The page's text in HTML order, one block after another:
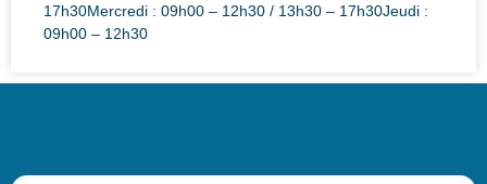
17h30Mercredi : 09h00 – 12h30 / 13h30 – 17h30Jeudi :
09h00 – 12h30